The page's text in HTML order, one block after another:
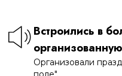
Встроились в
Организовали